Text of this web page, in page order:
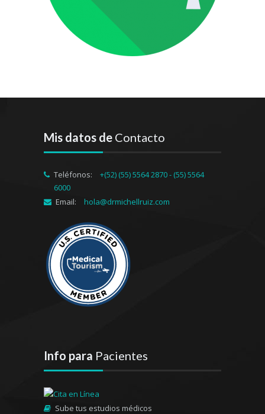
Mis datos de Contacto
Teléfonos:
+(52) (55) 5564 2870 - (55) 5564
6000
Email:
hola@drmichellruiz.com
Info para Pacientes
Sube tus estudios médicos